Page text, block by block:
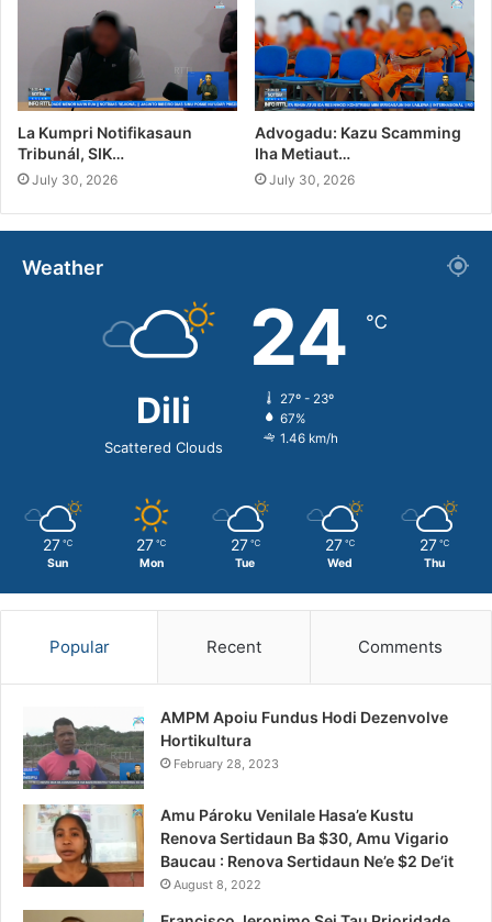
La Kumpri Notifikasaun
Tribunál, SIK…
July 30, 2026
Advogadu: Kazu Scamming
Iha Metiaut…
July 30, 2026
Weather
Dili
Scattered Clouds
24 ℃
27º - 23º
67%
1.46 km/h
27 ℃
Sun
27 ℃
Mon
27 ℃
Tue
27 ℃
Wed
27 ℃
Thu
Popular Recent Comments
AMPM Apoiu Fundus Hodi Dezenvolve
Hortikultura
February 28, 2023
Amu Pároku Venilale Hasa’e Kustu
Renova Sertidaun Ba $30, Amu Vigario
Baucau : Renova Sertidaun Ne’e $2 De’it
August 8, 2022